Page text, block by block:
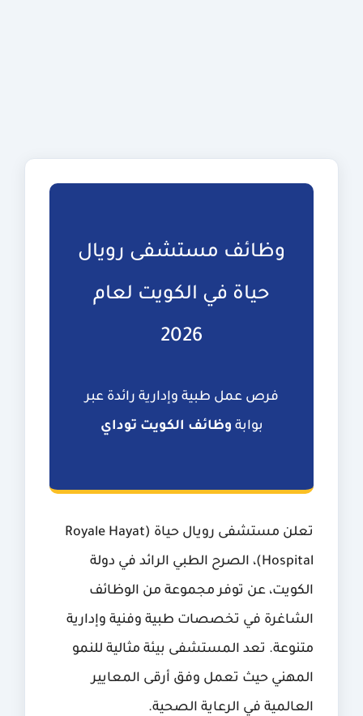
وظائف مستشفى رويال
حياة في الكويت لعام
2026
فرص عمل طبية وإدارية رائدة عبر
بوابة وظائف الكويت توداي
تعلن
مستشفى رويال حياة (Royale Hayat
Hospital) ، الصرح الطبي الرائد في دولة
الكويت، عن توفر مجموعة من الوظائف
الشاغرة في تخصصات طبية وفنية وإدارية
متنوعة. تعد المستشفى بيئة مثالية للنمو
المهني حيث تعمل وفق أرقى المعايير
العالمية في الرعاية الصحية.